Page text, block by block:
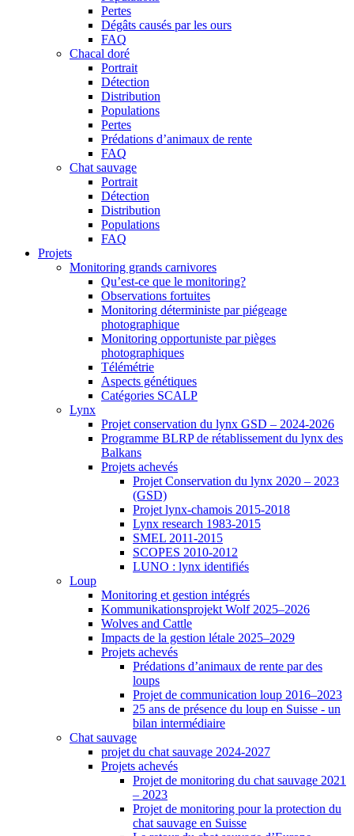
Pertes
Dégâts causés par les ours
FAQ
Chacal doré
Portrait
Détection
Distribution
Populations
Pertes
Prédations d’animaux de rente
FAQ
Chat sauvage
Portrait
Détection
Distribution
Populations
FAQ
Projets
Monitoring grands carnivores
Qu’est-ce que le monitoring?
Observations fortuites
Monitoring déterministe par piégeage
photographique
Monitoring opportuniste par pièges
photographiques
Télémétrie
Aspects génétiques
Catégories SCALP
Lynx
Projet conservation du lynx GSD – 2024-2026
Programme BLRP de rétablissement du lynx des
Balkans
Projets achevés
Projet Conservation du lynx 2020 – 2023
(GSD)
Projet lynx-chamois 2015-2018
Lynx research 1983-2015
SMEL 2011-2015
SCOPES 2010-2012
LUNO : lynx identifiés
Loup
Monitoring et gestion intégrés
Kommunikationsprojekt Wolf 2025–2026
Wolves and Cattle
Impacts de la gestion létale 2025–2029
Projets achevés
Prédations d’animaux de rente par des
loups
Projet de communication loup 2016–2023
25 ans de présence du loup en Suisse - un
bilan intermédiaire
Chat sauvage
projet du chat sauvage 2024-2027
Projets achevés
Projet de monitoring du chat sauvage 2021
– 2023
Projet de monitoring pour la protection du
chat sauvage en Suisse